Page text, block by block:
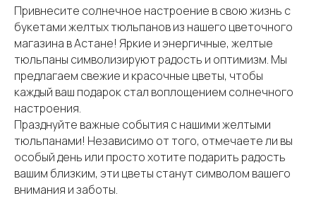
Привнесите солнечное настроение в свою жизнь с
букетами желтых тюльпанов из нашего цветочного
магазина в Астане! Яркие и энергичные, желтые
тюльпаны символизируют радость и оптимизм. Мы
предлагаем свежие и красочные цветы, чтобы
каждый ваш подарок стал воплощением солнечного
настроения.
Празднуйте важные события с нашими желтыми
тюльпанами! Независимо от того, отмечаете ли вы
особый день или просто хотите подарить радость
вашим близким, эти цветы станут символом вашего
внимания и заботы.